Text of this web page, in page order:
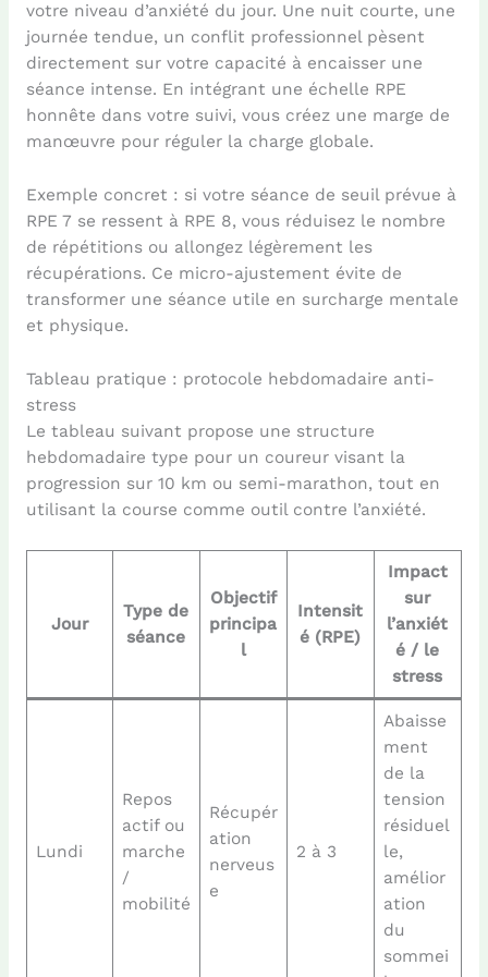
votre niveau d’anxiété du jour. Une nuit courte, une
journée tendue, un conflit professionnel pèsent
directement sur votre capacité à encaisser une
séance intense. En intégrant une échelle RPE
honnête dans votre suivi, vous créez une marge de
manœuvre pour réguler la charge globale.
Exemple concret : si votre séance de seuil prévue à
RPE 7 se ressent à RPE 8, vous réduisez le nombre
de répétitions ou allongez légèrement les
récupérations. Ce micro-ajustement évite de
transformer une séance utile en surcharge mentale
et physique.
Tableau pratique : protocole hebdomadaire anti-
stress
Le tableau suivant propose une structure
hebdomadaire type pour un coureur visant la
progression sur 10 km ou semi-marathon, tout en
utilisant la course comme outil contre l’anxiété.
Jour
Type de
séance
Objectif
principa
l
Intensit
é (RPE)
Impact
sur
l’anxiét
é / le
stress
Lundi
Repos
actif ou
marche
/
mobilité
Récupér
ation
nerveus
e
2 à 3
Abaisse
ment
de la
tension
résiduel
le,
amélior
ation
du
sommei